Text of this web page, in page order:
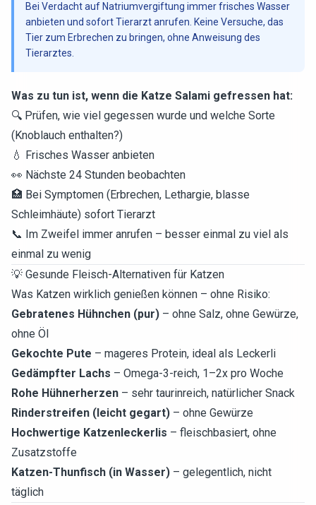
Bei Verdacht auf Natriumvergiftung immer frisches Wasser
anbieten und sofort Tierarzt anrufen. Keine Versuche, das
Tier zum Erbrechen zu bringen, ohne Anweisung des
Tierarztes.
Was zu tun ist, wenn die Katze Salami gefressen hat:
🔍 Prüfen, wie viel gegessen wurde und welche Sorte
(Knoblauch enthalten?)
💧 Frisches Wasser anbieten
👀 Nächste 24 Stunden beobachten
🏥 Bei Symptomen (Erbrechen, Lethargie, blasse
Schleimhäute) sofort Tierarzt
📞 Im Zweifel immer anrufen – besser einmal zu viel als
einmal zu wenig
💡 Gesunde Fleisch-Alternativen für Katzen
Was Katzen wirklich genießen können – ohne Risiko:
Gebratenes Hühnchen (pur) – ohne Salz, ohne Gewürze,
ohne Öl
Gekochte Pute – mageres Protein, ideal als Leckerli
Gedämpfter Lachs – Omega-3-reich, 1–2x pro Woche
Rohe Hühnerherzen – sehr taurinreich, natürlicher Snack
Rinderstreifen (leicht gegart) – ohne Gewürze
Hochwertige Katzenleckerlis – fleischbasiert, ohne
Zusatzstoffe
Katzen-Thunfisch (in Wasser) – gelegentlich, nicht
täglich